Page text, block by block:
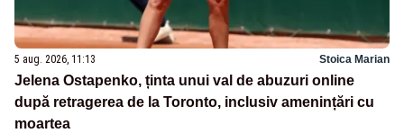
5 aug. 2026, 11:13 Stoica Marian
Jelena Ostapenko, ținta unui val de abuzuri online
după retragerea de la Toronto, inclusiv amenințări cu
moartea